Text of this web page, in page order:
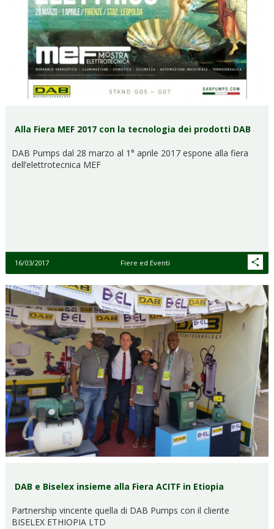
Alla Fiera MEF 2017 con la tecnologia dei prodotti DAB
DAB Pumps dal 28 marzo al 1° aprile 2017 espone alla fiera
dell’elettrotecnica MEF
16/03/2017 Fiere ed Eventi
DAB e Biselex insieme alla Fiera ACITF in Etiopia
Partnership vincente quella di DAB Pumps con il cliente
BISELEX ETHIOPIA LTD